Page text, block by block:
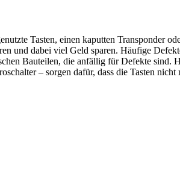
Tasten, einen kaputten Transponder
und dabei viel Geld sparen. Häufige
Bauteilen, die anfällig für Defekte
– sorgen dafür, dass die Tasten